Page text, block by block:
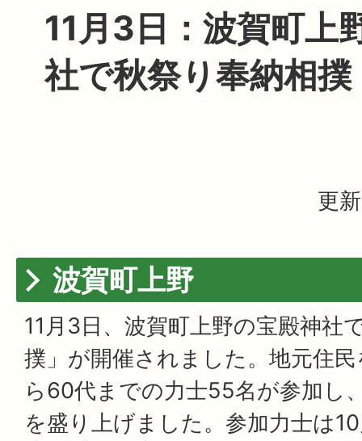
11月3日：波賀町上
社で秋祭り奉納相撲
更
波賀町上野
11月3日、波賀町上野の宝殿神社
撲」が開催されました。地元住
ら60代までの力士55名が参加し
を盛り上げました。参加力士は